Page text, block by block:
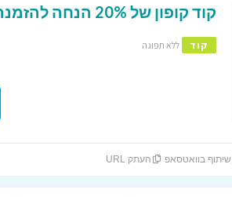
קוד קופון של 20% הנחה להזמנה באתר סטרויווריוס
קוד ללא תפוגה
שיתוף בוואטסאפ העתק URL